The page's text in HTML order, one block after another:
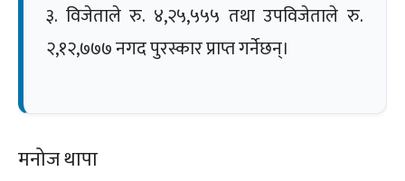
३. विजेताले रु. ४,२५,५५५ तथा उपविजेताले रु.
२,१२,७७७ नगद पुरस्कार प्राप्त गर्नेछन्।
मनोज थापा